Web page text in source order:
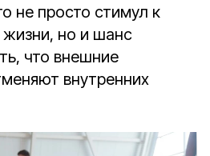
не просто стимул к
жизни, но и шанс
что внешние
внутренних